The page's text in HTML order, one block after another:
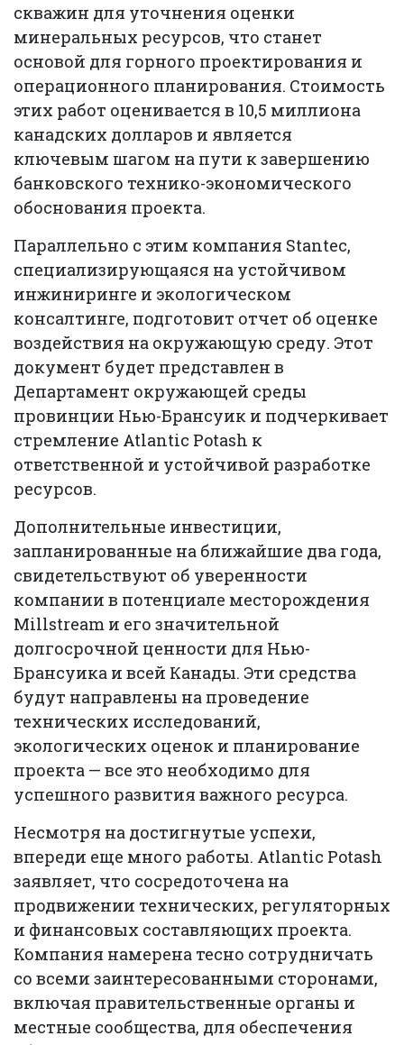
скважин для уточнения оценки
минеральных ресурсов, что станет
основой для горного проектирования и
операционного планирования. Стоимость
этих работ оценивается в 10,5 миллиона
канадских долларов и является
ключевым шагом на пути к завершению
банковского технико-экономического
обоснования проекта.
Параллельно с этим компания Stantec,
специализирующаяся на устойчивом
инжиниринге и экологическом
консалтинге, подготовит отчет об оценке
воздействия на окружающую среду. Этот
документ будет представлен в
Департамент окружающей среды
провинции Нью-Брансуик и подчеркивает
стремление Atlantic Potash к
ответственной и устойчивой разработке
ресурсов.
Дополнительные инвестиции,
запланированные на ближайшие два года,
свидетельствуют об уверенности
компании в потенциале месторождения
Millstream и его значительной
долгосрочной ценности для Нью-
Брансуика и всей Канады. Эти средства
будут направлены на проведение
технических исследований,
экологических оценок и планирование
проекта — все это необходимо для
успешного развития важного ресурса.
Несмотря на достигнутые успехи,
впереди еще много работы. Atlantic Potash
заявляет, что сосредоточена на
продвижении технических, регуляторных
и финансовых составляющих проекта.
Компания намерена тесно сотрудничать
со всеми заинтересованными сторонами,
включая правительственные органы и
местные сообщества, для обеспечения